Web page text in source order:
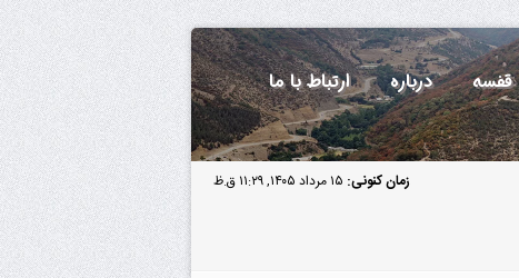
قفسه درباره ارتباط با ما
زمان کنونی: ۱۵ مرداد ۱۴۰۵, ۱۱:۲۹ ق.ظ